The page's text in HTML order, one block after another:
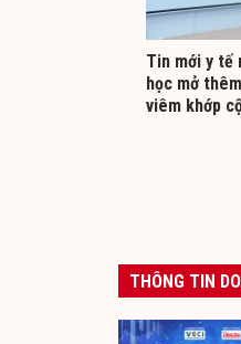
Tin mới y tế
học mở
viêm khớp
THÔNG TIN